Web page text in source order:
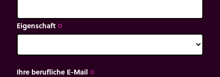
Eigenschaft trip_origin
Ihre berufliche E-Mail trip_origin